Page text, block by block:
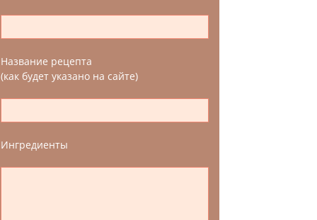
Название рецепта
(как будет указано на сайте)
Ингредиенты